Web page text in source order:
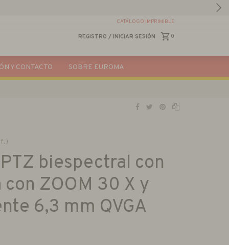
REGISTRO / INICIAR SESIÓN 0
CATÁLOGO IMPRIMIBLE
Y CONTACTO SOBRE EUROMA
biespectral con
ZOOM 30 X y
6,3 mm QVGA